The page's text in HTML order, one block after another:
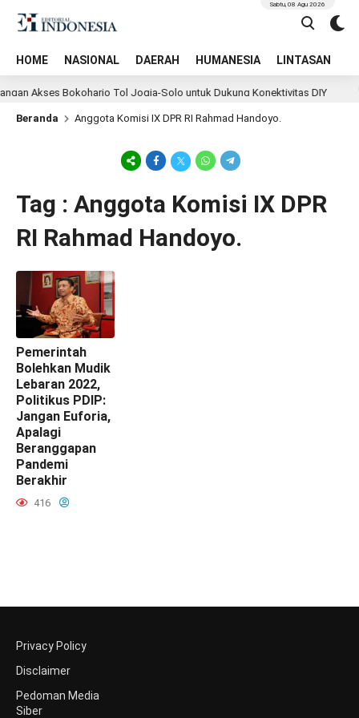
HOME NASIONAL DAERAH HUMANESIA LINTASAN
Sabtu, 08 Agu 2026
Akses Bokoharjo Tol Jogja-Solo untuk Dukung Konektivitas DIY
Beranda Anggota Komisi IX DPR RI Rahmad Handoyo.
Tag : Anggota Komisi IX DPR
RI Rahmad Handoyo.
Pemerintah
Bolehkan Mudik
Lebaran 2022,
Politikus PDIP:
Jangan Euforia,
Apalagi
Beranggapan
Pandemi
Berakhir
416
Privacy Policy
Disclaimer
Pedoman Media
Siber